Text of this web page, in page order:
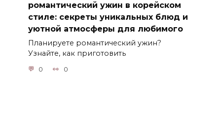
романтический ужин в корейском
стиле: секреты уникальных блюд и
уютной атмосферы для любимого
Планируете романтический ужин?
Узнайте, как приготовить
0 0